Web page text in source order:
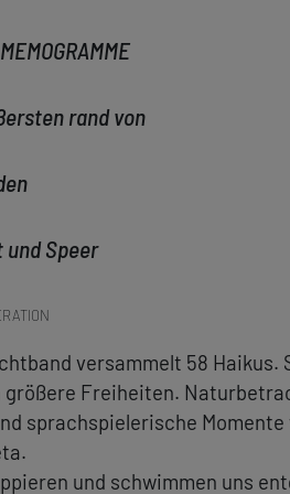
MEMOGRAMME
rand von
und Speer
versammelt 58 Haikus.
größere Freiheiten.
sprachspielerische
und schwimmen uns